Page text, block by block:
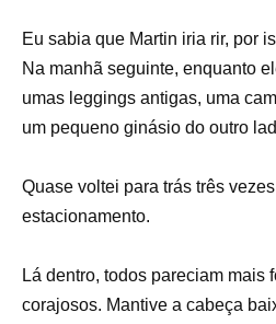
Eu sabia que Martin iria rir, por
Na manhã seguinte, enquanto
umas leggings antigas, uma
um pequeno ginásio do outro
Quase voltei para trás três
estacionamento.
Lá dentro, todos pareciam mais
corajosos. Mantive a cabeça